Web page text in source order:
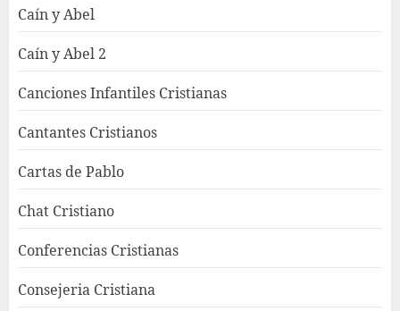
Caín y Abel
Caín y Abel 2
Canciones Infantiles Cristianas
Cantantes Cristianos
Cartas de Pablo
Chat Cristiano
Conferencias Cristianas
Consejeria Cristiana